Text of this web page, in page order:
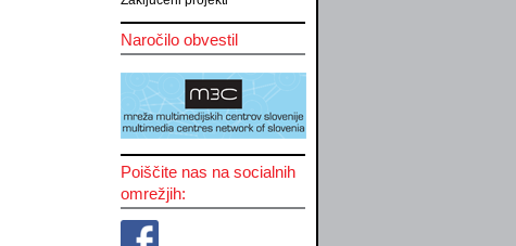
Naročilo obvestil
Poiščite nas na socialnih
omrežjih: